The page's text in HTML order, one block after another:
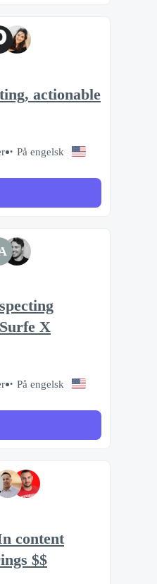
actionable
På engelsk
X
På engelsk
content
$$